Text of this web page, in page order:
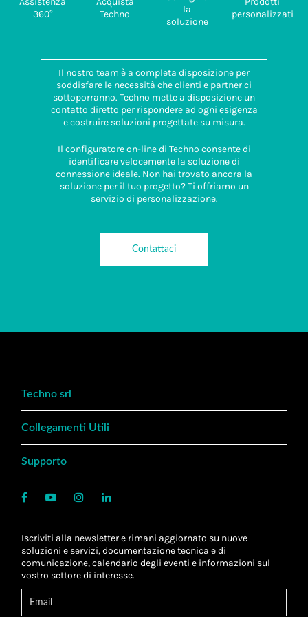
360°
Techno
la
soluzione
personalizzati
Il nostro team è a completa disposizione per
soddisfare le necessità che clienti e partner ci
sottoporranno. Techno mette a disposizione un
contatto diretto per rispondere ad ogni esigenza
e costruire soluzioni progettate su misura.
Il configuratore on-line di Techno consente di
identificare velocemente la soluzione di
connessione ideale. Non hai trovato ancora la
soluzione per il tuo progetto? Ti offriamo un
servizio di personalizzazione.
Contattaci
Techno srl
Collegamenti Utili
Supporto
Iscriviti alla newsletter e rimani aggiornato su nuove
soluzioni e servizi, documentazione tecnica e di
comunicazione, calendario degli eventi e informazioni sul
vostro settore di interesse.